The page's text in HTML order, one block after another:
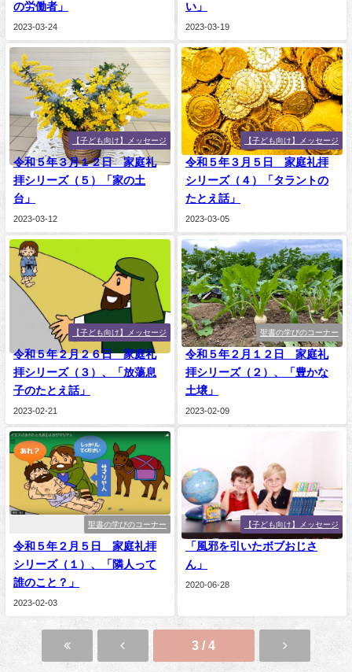
の労働者」
2023-03-24
い」
2023-03-19
【子ども向け】メッセージ
令和５年３月１２日 家庭礼
拝シリーズ（５）「家の土
台」
2023-03-12
【子ども向け】メッセージ
令和５年３月５日 家庭礼拝
シリーズ（４）「タラントの
たとえ話」
2023-03-05
【子ども向け】メッセージ
令和５年２月２６日 家庭礼
拝シリーズ（３）、「放蕩息
子のたとえ話」
2023-02-21
聖書の学びのコーナー
令和５年２月１２日 家庭礼
拝シリーズ（２）、「豊かな
土壌」
2023-02-09
聖書の学びのコーナー
令和５年２月５日 家庭礼拝
シリーズ（１）、「隣人って
誰のこと？」
2023-02-03
【子ども向け】メッセージ
「風邪を引いたボブおじさ
ん」
2020-06-28
3 / 4